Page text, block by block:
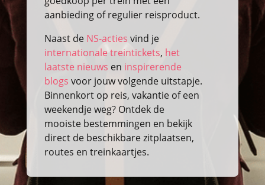
aanbieding of regulier reisproduct.
Naast de NS-acties vind je
internationale treintickets, het
laatste nieuws en inspirerende
blogs voor jouw volgende uitstapje.
Binnenkort op reis, vakantie of een
weekendje weg? Ontdek de
mooiste bestemmingen en bekijk
direct de beschikbare zitplaatsen,
routes en treinkaartjes.